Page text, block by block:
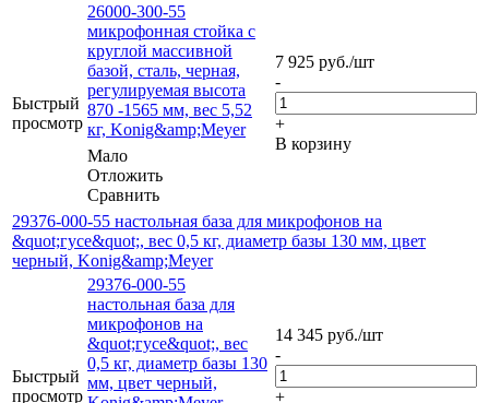
Быстрый
просмотр
26000-300-55
микрофонная стойка с
круглой массивной
базой, сталь, черная,
регулируемая высота
870 -1565 мм, вес 5,52
кг, Konig&amp;Meyer
Мало
Отложить
Сравнить
7 925 руб./шт
-
+
В корзину
29376-000-55 настольная база для микрофонов на
&quot;гусе&quot;, вес 0,5 кг, диаметр базы 130 мм, цвет
черный, Konig&amp;Meyer
Быстрый
просмотр
29376-000-55
настольная база для
микрофонов на
&quot;гусе&quot;, вес
0,5 кг, диаметр базы 130
мм, цвет черный,
14 345 руб./шт
-
+